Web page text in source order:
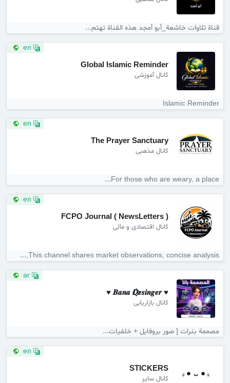
قناة تلاوات خاشعة_أبو أمجد هذه القناة تهتم...
Global Islamic Reminder
کانال آموزشی
Islamic Reminder
The Prayer Sanctuary
کانال مذهبی
For those who are weary, a place...
FCPO Journal ( NewsLetters )
کانال اقتصادی و مالی
This channel shares market observations, concise analysis,...
♥ 𝑩𝒂𝒏𝒂 𝑫⃟𝒆𝒔𝒊𝒏𝒈𝒆𝒓 ♥
کانال بازاریابی
مصممة بنرات [ صور بروفايل + خلفيات...
STICKERS
کانال سایر